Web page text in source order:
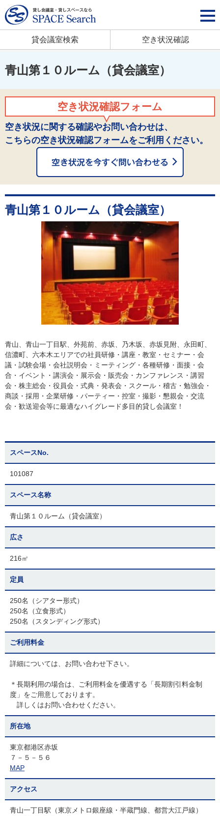
貸会議室検索 空き状況確認
青山第１０ルーム（貸会議室）
空き状況確認フォーム
空き状況に関する確認やお問い合わせは、
こちらの空き状況確認フォームをご利用ください。
青山第１０ルーム（貸会議室）
青山、青山一丁目駅、外苑前、赤坂、乃木坂、赤坂見附、永田町、
信濃町、六本木エリアでの社員研修・講座・教室・セミナー・会
議・試験会場・会社説明会・ミーティング・各種研修・面接・会
合・イベント・講演会・展示会・販売会・カンファレンス・講習
会・株主総会・役員会・式典・発表会・スクール・稽古・勉強会・
商談・採用・企業研修・パーティー・控室・撮影・懇親会・交流
会・歓送迎会等に最適なハイグレード多目的貸し会議室！
スペースNo.
101087
スペース名称
青山第１０ルーム（貸会議室）
広さ
216㎡
定員
250名（シアター形式）
250名（立食形式）
250名（スタンディング形式）
ご利用料金
詳細については、お問い合わせ下さい。
＊長期利用の場合は、ご利用料金を優遇する「長期割引料金制
度」をご用意しております。
詳しくはお問い合わせください。
所在地
東京都港区赤坂
７－５－５６
MAP
アクセス
青山一丁目駅（東京メトロ銀座線・半蔵門線、都営大江戸線）